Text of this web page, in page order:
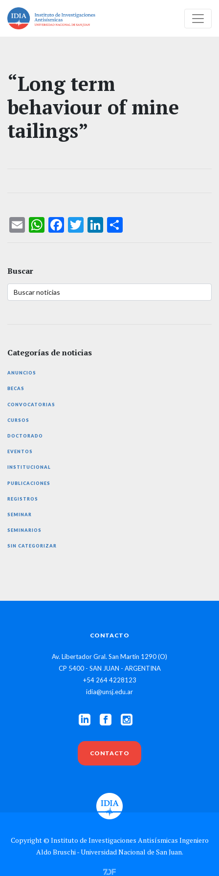
“Long term
behaviour of mine
tailings”
EmailWhatsApp
Facebook
TwitterLinkedIn
Buscar
Categorías de noticias
ANUNCIOS
BECAS
CONVOCATORIAS
CURSOS
DOCTORADO
EVENTOS
INSTITUCIONAL
PUBLICACIONES
REGISTROS
SEMINAR
SEMINARIOS
SIN CATEGORIZAR
CONTACTO
Av. Libertador Gral. San Martín 1290 (O)
CP 5400 - SAN JUAN - ARGENTINA
+54 264 4228123
idia@unsj.edu.ar
CONTACTO
Copyright © Instituto de Investigaciones Antisísmicas Ingeniero
Aldo Bruschi - Universidad Nacional de San Juan.